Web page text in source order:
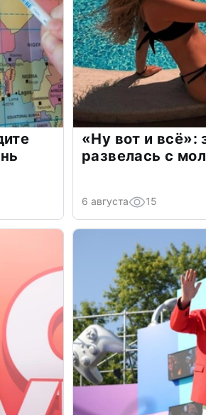
«Ну вот и всё»:
развелась с
6 августа 15